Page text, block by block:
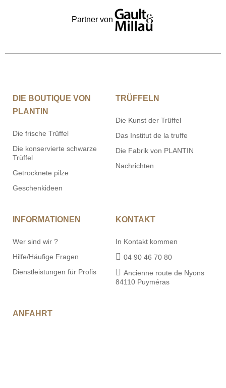
Partner von
DIE BOUTIQUE VON
PLANTIN
Die frische Trüffel
Die konservierte schwarze
Trüffel
Getrocknete pilze
Geschenkideen
TRÜFFELN
Die Kunst der Trüffel
Das Institut de la truffe
Die Fabrik von PLANTIN
Nachrichten
INFORMATIONEN
Wer sind wir ?
Hilfe/Häufige Fragen
Dienstleistungen für Profis
KONTAKT
In Kontakt kommen
04 90 46 70 80
Ancienne route de Nyons
84110 Puyméras
ANFAHRT